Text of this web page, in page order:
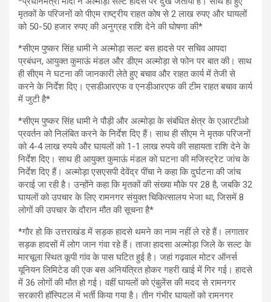
मृतकों के परिजनों को पीएम राष्ट्रीय राहत कोष से 2 लाख रुपए और घायलों
को 50-50 हजार रुपए की अनुग्रह राशि देने की घोषणा की*
*सीएम पुष्कर सिंह धामी ने अल्मोड़ा सल्ट बस हादसे पर सचिव आपदा
प्रबंधन, आयुक्त कुमाऊं मंडल और डीएम अल्मोड़ा से फोन पर बात की। साथ
ही सीएम ने घटना की जानकारी लेते हुए बचाव और राहत कार्य में तेजी से
करने के निर्देश दिए। एसडीआरएफ व एनडीआरएफ की टीम राहत बचाव कार्य
में जुटी है*
*सीएम पुष्कर सिंह धामी ने पौड़ी और अल्मोड़ा के संबंधित क्षेत्र के एआरटीओ
प्रवर्तन को निलंबित करने के निर्देश दिए हैं। साथ ही सीएम ने मृतक परिजनों
को 4-4 लाख रुपये और घायलों को 1-1 लाख रुपये की सहायता राशि देने के
निर्देश दिए। साथ ही आयुक्त कुमाऊं मंडल को घटना की मजिस्ट्रेट जांच के
निर्देश दिए हैं। अल्मोड़ा एसएसपी देवेंद्र पींचा ने कहा कि दुर्घटना की जांच
कराई जा रही है। उन्होंने कहा कि मृतकों की संख्या मौके पर 28 है, जबकि 32
घायलों को उपचार के लिए रामनगर संयुक्त चिकित्सालय भेजा था, जिसमें 8
लोगों की उपचार के दौरान मौत की सूचना है*
*गौर हो कि उत्तराखंड में सड़क हादसे थमने का नाम नहीं ले रहे हैं। लगातार
सड़क हादसों में लोग जान गंवा रहे हैं। ताजा हादसा अल्मोड़ा जिले के सल्ट के
मारचूला स्थित कूपी गांव के पास घटित हुई है। जहां गढ़वाल मोटर ऑनर्स
यूनियन लिमिटेड की एक बस अनियंत्रित होकर गहरी खाई में गिर गई। हादसे
में 36 लोगों की मौत हो गई। वहीं घायलों को एंबुलेंस की मदद से रामनगर
सरकारी हॉस्पिटल में भर्ती किया गया है। तीन गंभीर घायलों को रामनगर